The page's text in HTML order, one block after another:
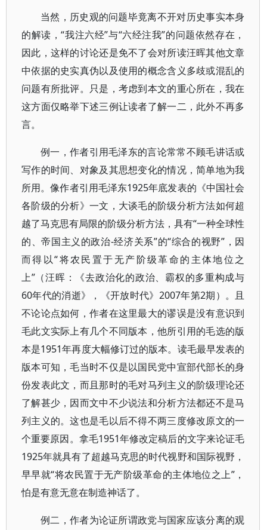
当然，历史观的问题毕竟离不开对历史事实本身
的解读，“我注六经”与“六经注我”的问题依然存在，
因此，这样的讨论还是免不了会对所读汪晖其他文章
中依据的史实真伪以及使用的概念含义多歧或混乱的
问题有所批评。只是，考虑到本文的重心所在，我在
这方面仅略举下述三例让读者了解一二，此外不再多
言。
例一，作者引用毛泽东的言论常常不顾毛讲话或
写作的时间、对象及其思想变化的情况，简单地为我
所用。像作者引用毛泽东1925年底发表的《中国社会
各阶级的分析》一文，大谈毛的阶级分析方法如何超
越了马克思有局限的阶级分析方法，具有“一种全球性
的、帝国主义的政治-经济关系”的“综合的视野”，因
而得以“将农民置于无产阶级革命的主体地位之
上”（汪晖：《去政治化的政治、霸权的多重构成与
60年代的消逝》，《开放时代》2007年第2期）。且
不论论点如何，作者在这里最大的谬误是没有意识到
毛此文实际上有几个不同版本，他所引用的毛选的版
本是1951年再度大幅修订过的版本。读毛最早发表的
版本可知，毛当时不仅是以国民党中宣部代部长的身
份发表此文，而且那时的毛对马列主义的阶级理论还
了解甚少，因而文中不少说法和分析方法都还不是马
列主义的。这也是毛以后不得不两三度修改原文的一
个重要原因。拿毛1951年修改定稿后的文字来论证毛
1925年就具有了超越马克思的时代视野和国际视野，
早早就“将农民置于无产阶级革命的主体地位之上”，
怕是有意无意在制造神话了。
例二，作者为论证所谓政党与国家应该分离的观